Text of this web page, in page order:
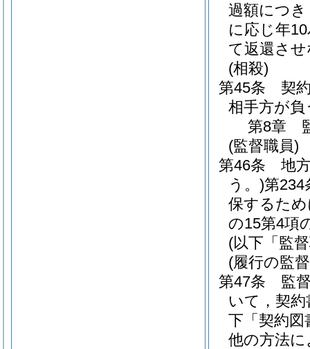
過額につ
に応じ年
て返還さ
(相殺)
第45条
契
相手方が
第8章
(監督職員)
第46条
地
う。)第234
保するた
の15第4項
(以下「監
(履行の監
第47条
監
いて，契
下「契約図
他の方法